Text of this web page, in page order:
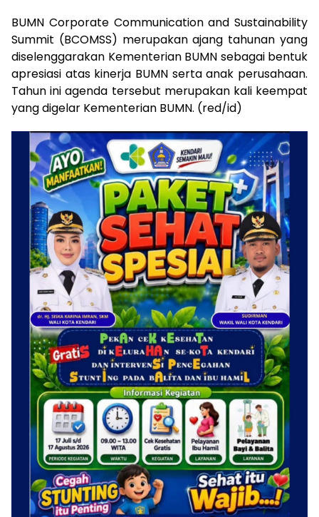
BUMN Corporate Communication and Sustainability
Summit (BCOMSS) merupakan ajang tahunan yang
diselenggarakan Kementerian BUMN sebagai bentuk
apresiasi atas kinerja BUMN serta anak perusahaan.
Tahun ini agenda tersebut merupakan kali keempat
yang digelar Kementerian BUMN. (red/id)